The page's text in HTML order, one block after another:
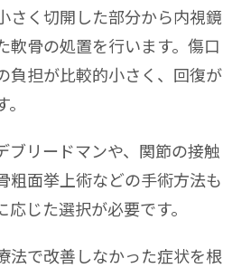
さく切開した部分から内視鏡
軟骨の処置を行います。傷口
負担が比較的小さく、回復が
ブリードマンや、関節の接触
粗面挙上術などの手術方法も
じた選択が必要です。
法で改善しなかった症状を根